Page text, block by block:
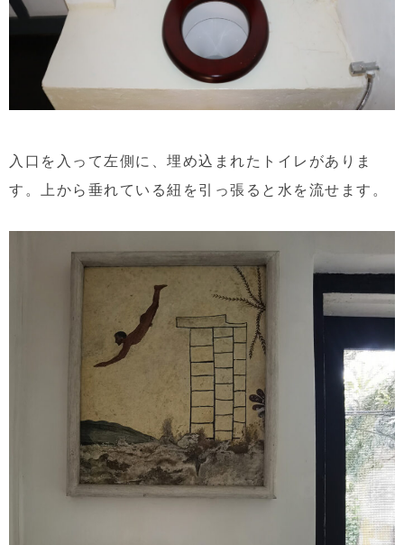
入口を入って左側に、埋め込まれたトイレがありま
す。上から垂れている紐を引っ張ると水を流せます。